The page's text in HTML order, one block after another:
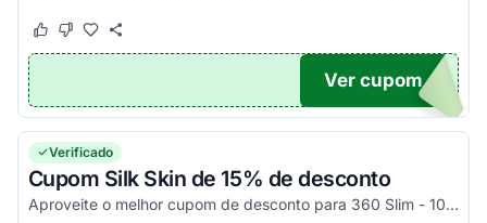
Este cupom funcionou
Este cupom não funcionou
CIAL
Ver cupom
Verificado
Cupom Silk Skin de 15% de desconto
Aproveite o melhor cupom de desconto para 360 Slim - 10% OFF em todo o site sem valor mínimo de compra.